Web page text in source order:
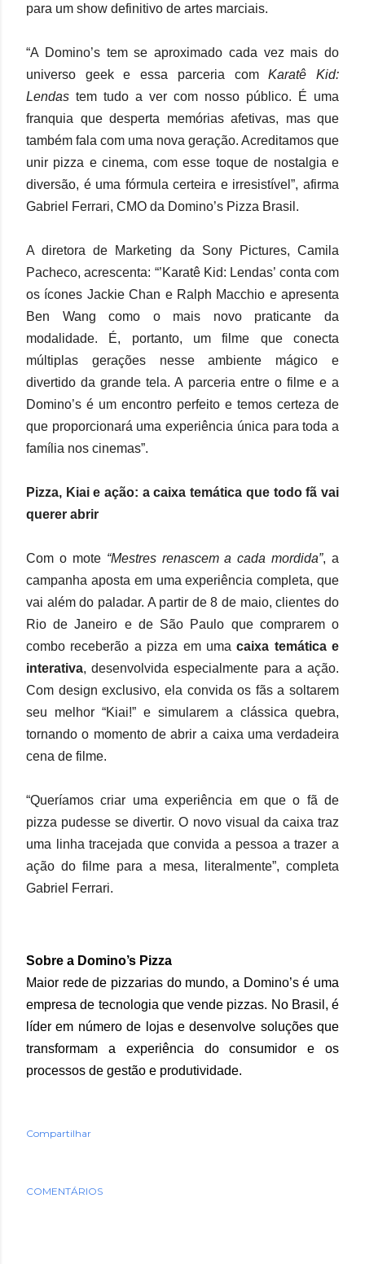
para um show definitivo de artes marciais.
“A Domino’s tem se aproximado cada vez mais do
universo geek e essa parceria comKaratê Kid:
Lendas tem tudo a ver com nosso público. É uma
franquia que desperta memórias afetivas, mas que
também fala com uma nova geração. Acreditamos que
unir pizza e cinema, com esse toque de nostalgia e
diversão, é uma fórmula certeira e irresistível”, afirma
Gabriel Ferrari, CMO da Domino’s Pizza Brasil.
A diretora de Marketing da Sony Pictures, Camila
Pacheco, acrescenta: “’Karatê Kid: Lendas’ conta com
os ícones Jackie Chan e Ralph Macchio e apresenta
Ben Wang como o mais novo praticante da
modalidade. É, portanto, um filme que conecta
múltiplas gerações nesse ambiente mágico e
divertido da grande tela. A parceria entre o filme e a
Domino’s é um encontro perfeito e temos certeza de
que proporcionará uma experiência única para toda a
família nos cinemas”.
Pizza, Kiai e ação: a caixa temática que todo fã vai
querer abrir
Com o mote “Mestres renascem a cada mordida”, a
campanha aposta em uma experiência completa, que
vai além do paladar. A partir de 8 de maio, clientes do
Rio de Janeiro e de São Paulo que comprarem o
combo receberão a pizza em umacaixa temática e
interativa, desenvolvida especialmente para a ação.
Com design exclusivo, ela convida os fãs a soltarem
seu melhor “Kiai!” e simularem a clássica quebra,
tornando o momento de abrir a caixa uma verdadeira
cena de filme.
“Queríamos criar uma experiência em que o fã de
pizza pudesse se divertir. O novo visual da caixa traz
uma linha tracejada que convida a pessoa a trazer a
ação do filme para a mesa, literalmente”, completa
Gabriel Ferrari.
Sobre a Domino’s Pizza
Maior rede de pizzarias do mundo, a Domino’s é uma
empresa de tecnologia que vende pizzas. No Brasil, é
líder em número de lojas e desenvolve soluções que
transformam a experiência do consumidor e os
processos de gestão e produtividade.
Compartilhar
COMENTÁRIOS